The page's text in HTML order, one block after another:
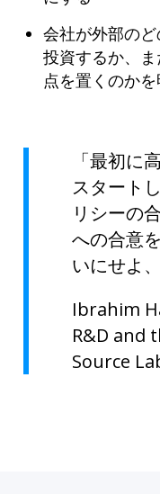
会社が外部の
投資するか、
点を置くのか
「最初に
スタート
リシーの
への合意
いにせよ
Ibrahim
R&D and
Source